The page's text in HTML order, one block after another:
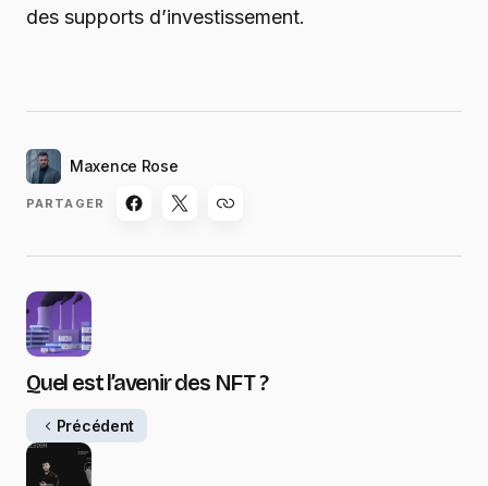
des supports d’investissement.
Maxence Rose
PARTAGER
Quel est l’avenir des NFT ?
Précédent